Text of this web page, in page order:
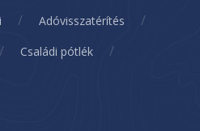
/ Adóvisszatérítés /
/ Családi pótlék /